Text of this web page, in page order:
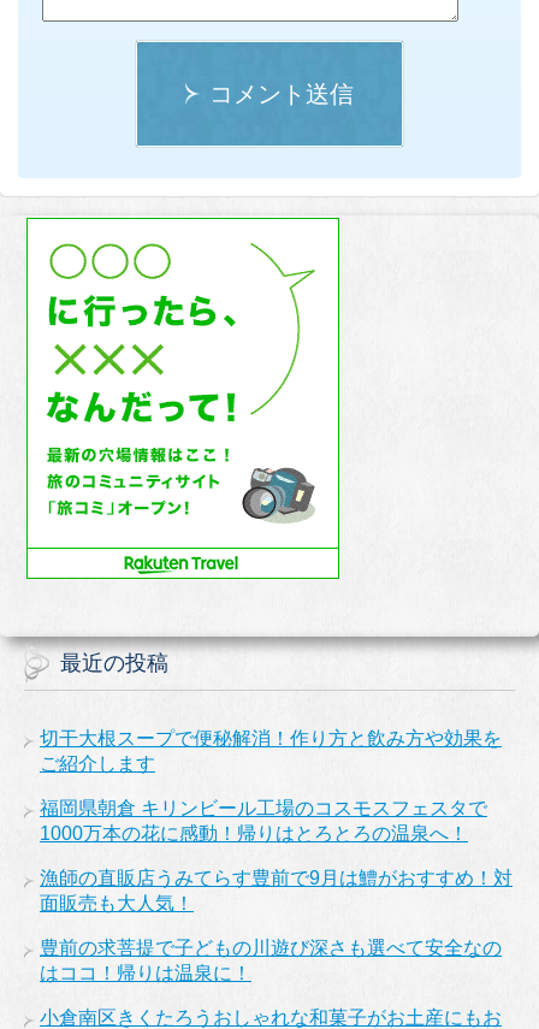
コメント送信
最近の投稿
切干大根スープで便秘解消！作り方と飲み方や効果を
ご紹介します
福岡県朝倉 キリンビール工場のコスモスフェスタで
1000万本の花に感動！帰りはとろとろの温泉へ！
漁師の直販店うみてらす豊前で9月は鱧がおすすめ！対
面販売も大人気！
豊前の求菩提で子どもの川遊び深さも選べて安全なの
はココ！帰りは温泉に！
小倉南区きくたろうおしゃれな和菓子がお土産にもお